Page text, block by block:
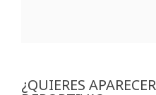
¿QUIERES